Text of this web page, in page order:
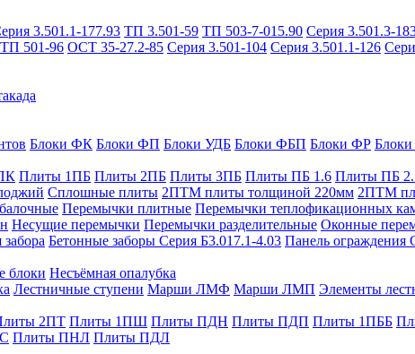
3.501.1-177.93 ТП 3.501-59 ТП 503-7-015.90 Серия 3.501.3-
ТП 501-96 ОСТ 35-27.2-85 Серия 3.501-104 Серия 3.501.1-126
Блоки ФК Блоки ФП Блоки УДБ Блоки ФБП Блоки ФР
Плиты 1ПБ Плиты 2ПБ Плиты 3ПБ Плиты ПБ 1.6 Плиты ПБ
Сплошные плиты 2ПТМ плиты толщиной 220мм 2ПТМ
Перемычки плитные Перемычки теплофикационных
Несущие перемычки Перемычки разделительные Оконные
Бетонные заборы Серия Б3.017.1-4.03 Панель ограждения
блоки Несъёмная опалубка
Лестничные ступени Марши ЛМФ Марши ЛМП Элементы
2ПТ Плиты 1ПШ Плиты ПДН Плиты ПДП Плиты 1ПББ
Плиты ПНЛ Плиты ПДЛ